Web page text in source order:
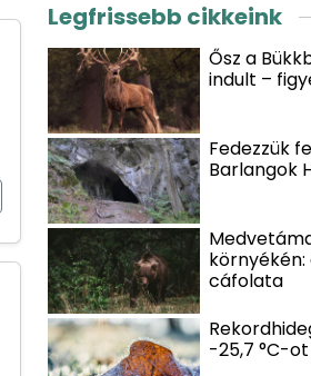
Legfrissebb cikkeink
Ősz a
indult –
Fedezzük
Barlangok
környékén:
cáfolata
-25,7 °C-